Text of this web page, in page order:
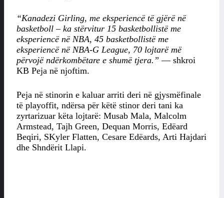
“Kanadezi Girling, me eksperiencë të gjërë në
basketboll – ka stërvitur 15 basketbollistë me
eksperiencë në NBA, 45 basketbollistë me
eksperiencë në NBA-G League, 70 lojtarë më
përvojë ndërkombëtare e shumë tjera.” — shkroi
KB Peja në njoftim.
Peja në stinorin e kaluar arriti deri në gjysmëfinale
të playoffit, ndërsa për këtë stinor deri tani ka
zyrtarizuar këta lojtarë: Musab Mala, Malcolm
Armstead, Tajh Green, Dequan Morris, Edëard
Beqiri, SKyler Flatten, Cesare Edëards, Arti Hajdari
dhe Shndërit Llapi.